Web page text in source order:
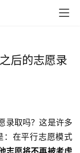
后的志愿录
：在平行志愿模式